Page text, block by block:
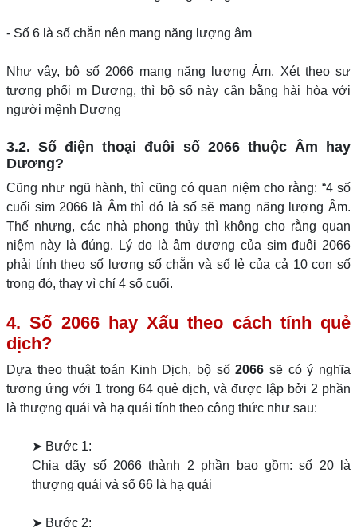
- Số 6 là số chẵn nên mang năng lượng âm
Như vậy, bộ số 2066 mang năng lượng Âm. Xét theo sự
tương phối m Dương, thì bộ số này cân bằng hài hòa với
người mệnh Dương
3.2. Số điện thoại đuôi số 2066 thuộc Âm hay
Dương?
Cũng như ngũ hành, thì cũng có quan niệm cho rằng: “4 số
cuối sim 2066 là Âm thì đó là số sẽ mang năng lượng Âm.
Thế nhưng, các nhà phong thủy thì không cho rằng quan
niệm này là đúng. Lý do là âm dương của sim đuôi 2066
phải tính theo số lượng số chẵn và số lẻ của cả 10 con số
trong đó, thay vì chỉ 4 số cuối.
4. Số 2066 hay Xấu theo cách tính quẻ
dịch?
Dựa theo thuật toán Kinh Dịch, bộ số2066 sẽ có ý nghĩa
tương ứng với 1 trong 64 quẻ dịch, và được lập bởi 2 phần
là thượng quái và hạ quái tính theo công thức như sau:
➤ Bước 1:
Chia dãy số 2066 thành 2 phần bao gồm: số 20 là
thượng quái và số 66 là hạ quái
➤ Bước 2: